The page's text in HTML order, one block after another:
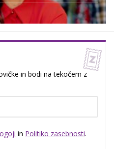
in bodi na tekočem z
in Politiko zasebnosti.